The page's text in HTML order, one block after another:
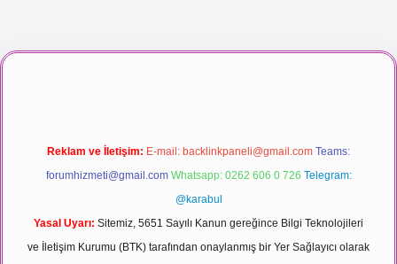
izle
Reklam ve İletişim: E-mail: backlinkpaneli@gmail.com Teams:
forumhizmeti@gmail.com Whatsapp: 0262 606 0 726 Telegram:
@karabul
Yasal Uyarı: Sitemiz, 5651 Sayılı Kanun gereğince Bilgi Teknolojileri
ve İletişim Kurumu (BTK) tarafından onaylanmış bir Yer Sağlayıcı olarak